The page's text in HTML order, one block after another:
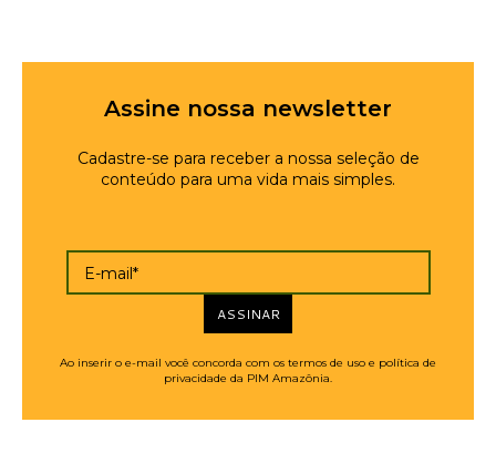
Assine nossa newsletter
Cadastre-se para receber a nossa seleção de
conteúdo para uma vida mais simples.
E-mail*
ASSINAR
Ao inserir o e-mail você concorda com os termos de uso e política de
privacidade da PIM Amazônia.